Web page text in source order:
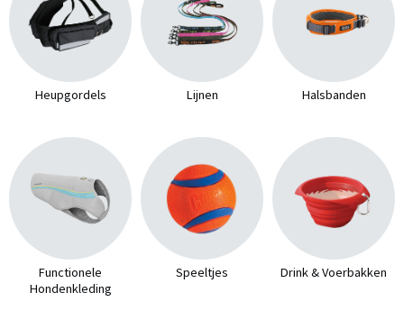
Heupgordels Lijnen Halsbanden
Functionele
Hondenkleding
Speeltjes Drink & Voerbakken